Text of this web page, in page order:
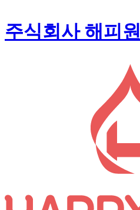
주식회사 해피원